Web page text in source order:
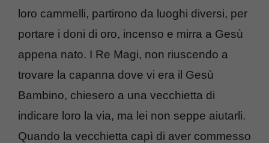
loro cammelli, partirono da luoghi diversi, per
portare i doni di oro, incenso e mirra a Gesù
appena nato. I Re Magi, non riuscendo a
trovare la capanna dove vi era il Gesù
Bambino, chiesero a una vecchietta di
indicare loro la via, ma lei non seppe aiutarli.
Quando la vecchietta capì di aver commesso